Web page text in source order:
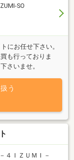
SO
にお任せ下さい。
も行っておりま
さいませ。
う
４ＩＺＵＭＩ－